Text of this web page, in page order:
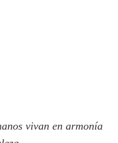
vivan en armonía